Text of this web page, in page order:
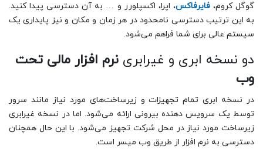
گوگل کروم،فایرفاکس، اپرا، اکسپلورر و … به آن دسترسی پیدا کنید.
به این ترتیب دسترسی نامحدود در هر زمان و مکان و نیز پایداری یک
سیستم عالی برای شما فراهم می‌شود.
دو نسخه ابری و غیرابری نرم افزار مالی تحت
وب
در نسخه ابری تمام تجهیزات و زیرساخت‌های مورد نیاز مانند سرور
توسط یک سرویس دهنده بیرونی ارائه می‌شود. اما در نسخه غیرابری
زیرساخت مورد نیاز در محل شرکت تجهیز می‌شود. با این حال همچنان
دسترسی به نرم افزار از طریق وب میسر است.